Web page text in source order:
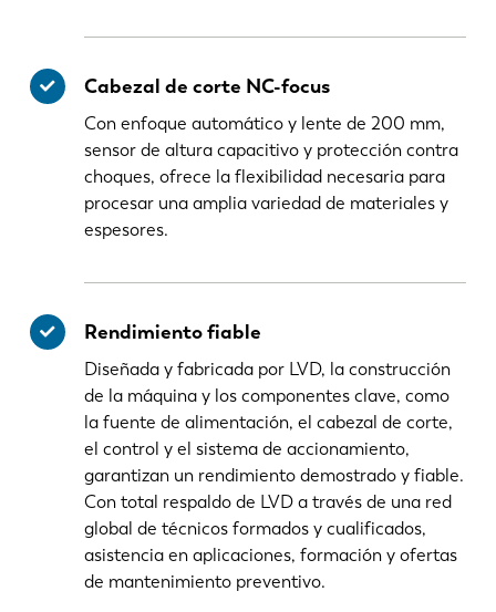
Cabezal de corte NC-focus
Con enfoque automático y lente de 200 mm,
sensor de altura capacitivo y protección contra
choques, ofrece la flexibilidad necesaria para
procesar una amplia variedad de materiales y
espesores.
Rendimiento fiable
Diseñada y fabricada por LVD, la construcción
de la máquina y los componentes clave, como
la fuente de alimentación, el cabezal de corte,
el control y el sistema de accionamiento,
garantizan un rendimiento demostrado y fiable.
Con total respaldo de LVD a través de una red
global de técnicos formados y cualificados,
asistencia en aplicaciones, formación y ofertas
de mantenimiento preventivo.